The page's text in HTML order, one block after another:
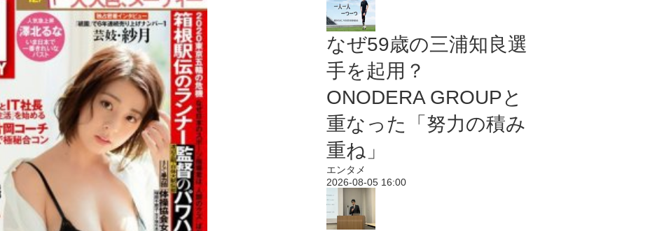
なぜ59歳の三浦知良選
手を起用？
ONODERA GROUPと
重なった「努力の積み
重ね」
エンタメ
2026-08-05 16:00